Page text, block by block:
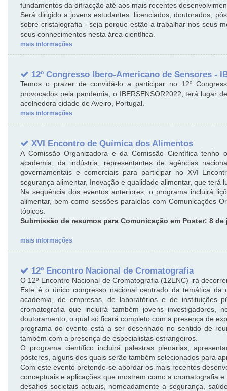
fundamentos da difracção até aos mais recentes
Será dirigido a jovens estudantes: licenciados, doutorados,
sobre cristalografia - seja porque estão a trabalhar nos seus
seus conhecimentos nesta área científica.
mais informações
12º Congresso Ibero-Americano de Sensores -
Temos o prazer de convidá-lo a participar no 12º
provocados pela pandemia, o IBERSENSOR2022, terá lugar
acolhedora cidade de Aveiro, Portugal.
mais informações
XVI Encontro de Química dos Alimentos
A Comissão Organizadora e da Comissão Científica
academia, da indústria, representantes de agências
governamentais e comerciais para participar no XVI
segurança alimentar, Inovação e qualidade alimentar, que
Na sequência dos eventos anteriores, o programa incluirá
alimentar, bem como sessões paralelas com Comunicações
tópicos.
Submissão de resumos para Comunicação em Poster: 8 de
mais informações
12º Encontro Nacional de Cromatografia
O 12º Encontro Nacional de Cromatografia (12ENC) irá
Este é o único congresso nacional centrado da temática da
academia, de empresas, de laboratórios e de instituições
cromatografia que incluirá também jovens investigadores,
doutoramento, o qual só ficará completo com a presença de
programa do evento está a ser desenhado no sentido de
também com a presença de especialistas estrangeiros.
O programa científico incluirá palestras plenárias,
pósteres, alguns dos quais serão também selecionados para
Com este evento pretende-se abordar os mais recentes
conceptuais e aplicações que mostrem como a cromatografia
desafios societais actuais, nomeadamente a segurança,